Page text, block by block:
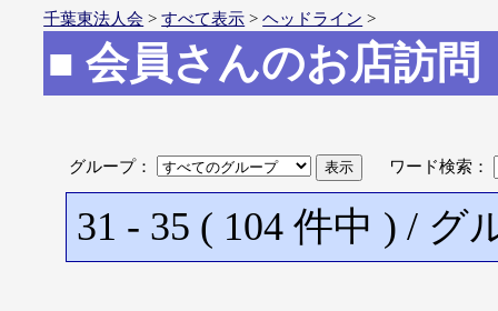
千葉東法人会 >すべて表示 >ヘッドライン >
■ 会員さんのお店訪問
グループ： ワード検索：
31 - 35 ( 104 件中 ) /